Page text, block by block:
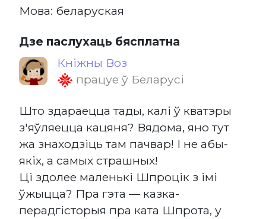
Мова: беларуская
Дзе паслухаць бясплатна
Кніжны Воз
працуе ў Беларусі
Што здараецца тады, калі ў кватэры
з'яўляецца кацяня? Вядома, яно тут
жа знаходзіць там пачвар! І не абы-
якіх, а самых страшных!
Ці здолее маленькі Шпроцік з імі
ўжыцца? Пра гэта — казка-
перадгісторыя пра ката Шпрота, у